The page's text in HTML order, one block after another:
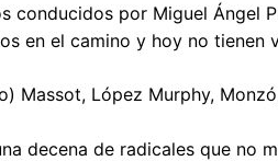
conducidos por Miguel Ángel
en el camino y hoy no tienen
Massot, López Murphy,
decena de radicales que no